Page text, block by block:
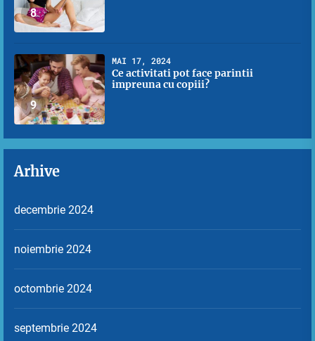
8
9
MAI 17, 2024
Ce activitati pot face parintii
impreuna cu copiii?
Arhive
decembrie 2024
noiembrie 2024
octombrie 2024
septembrie 2024